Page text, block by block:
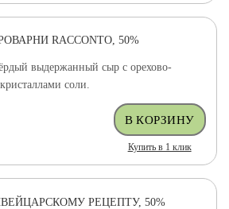
RACCONTO, 50%
выдержанный сыр с орехово-
соли.
Купить в 1 клик
РЕЦЕПТУ, 50%